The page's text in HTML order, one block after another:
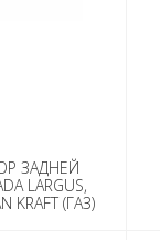
ЗАДНЕЙ
LARGUS,
KRAFT (ГАЗ)